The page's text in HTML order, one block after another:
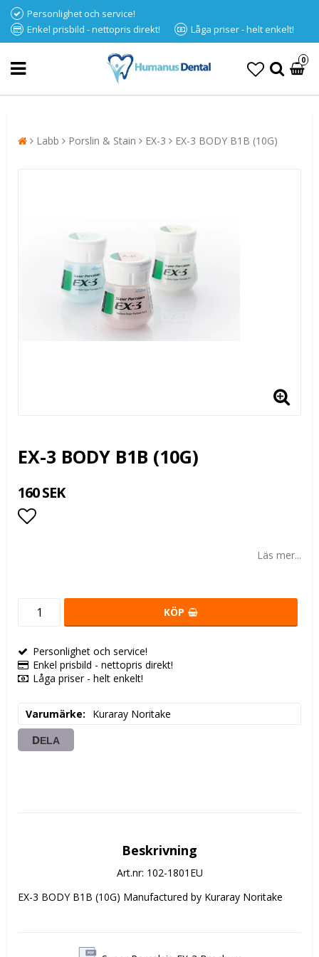
Personlighet och service!
Enkel prisbild - nettopris direkt!
Låga priser - helt enkelt!
0
Labb Porslin & Stain EX-3 EX-3 BODY B1B (10G)
EX-3 BODY B1B (10G)
160 SEK
Läs mer...
KÖP
Personlighet och service!
Enkel prisbild - nettopris direkt!
Låga priser - helt enkelt!
Varumärke Kuraray Noritake
DELA
Beskrivning
Art.nr: 102-1801EU
EX-3 BODY B1B (10G) Manufactured by Kuraray Noritake